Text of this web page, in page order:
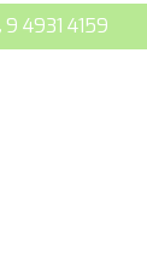
9 4931 4159